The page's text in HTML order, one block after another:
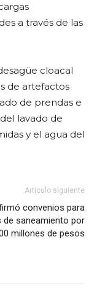
a través de las
cloacal
de artefactos
de prendas e
lavado de
y el agua del
Artículo siguiente
convenios para
de saneamiento por
millones de pesos